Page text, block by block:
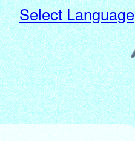
Select Language